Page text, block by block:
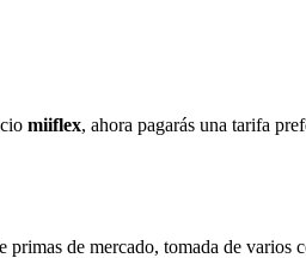
miiflex, ahora pagarás una tarifa
de mercado, tomada de